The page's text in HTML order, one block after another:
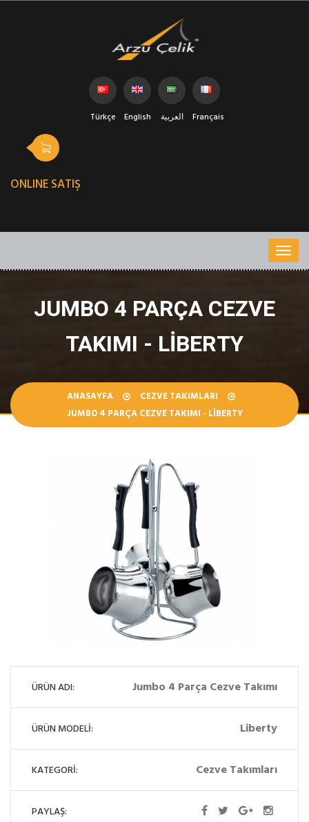
Türkçe English العربية Français
ONLINE SATIŞ
JUMBO 4 PARÇA CEZVE
TAKIMI - LIBERTY
ANASAYFA
CEZVE TAKIMLARI
JUMBO 4 PARÇA CEZVE TAKIMI - LIBERTY
ÜRÜN ADI: Jumbo 4 Parça Cezve Takımı
ÜRÜN MODELİ: Liberty
KATEGORİ: Cezve Takımları
PAYLAŞ: